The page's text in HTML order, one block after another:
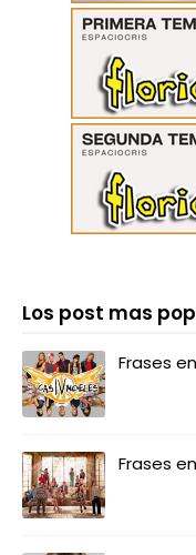
Los post mas
Frases
Frases